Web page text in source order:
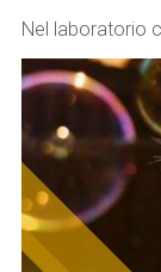
Nel laboratorio